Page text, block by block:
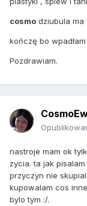
cosmo dziubula ma
kończę bo
Pozdrawiam.
nastroje mam ok
zycia. ta jak
przyczyn nie
kupowalam cos
bylo tym :/.